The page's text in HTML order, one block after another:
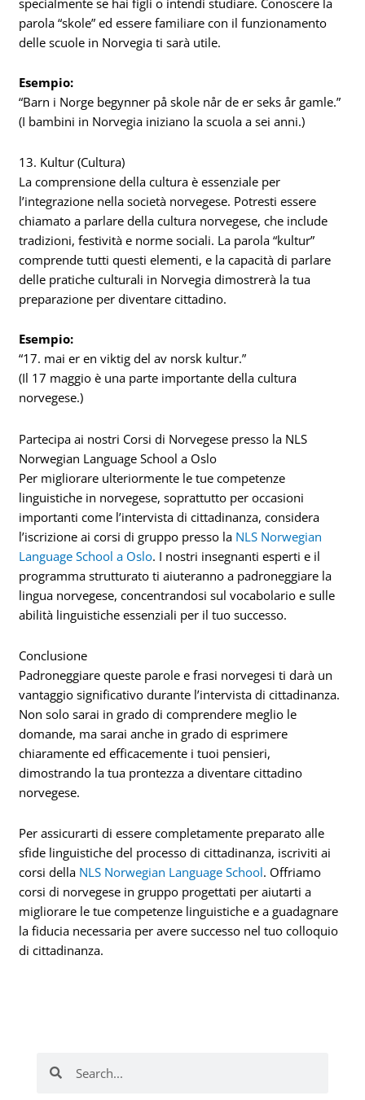
parola “skole” ed essere familiare con il funzionamento
delle scuole in Norvegia ti sarà utile.
Esempio:
“Barn i Norge begynner på skole når de er seks år gamle.”
(I bambini in Norvegia iniziano la scuola a sei anni.)
13. Kultur (Cultura)
La comprensione della cultura è essenziale per
l’integrazione nella società norvegese. Potresti essere
chiamato a parlare della cultura norvegese, che include
tradizioni, festività e norme sociali. La parola “kultur”
comprende tutti questi elementi, e la capacità di parlare
delle pratiche culturali in Norvegia dimostrerà la tua
preparazione per diventare cittadino.
Esempio:
“17. mai er en viktig del av norsk kultur.”
(Il 17 maggio è una parte importante della cultura
norvegese.)
Partecipa ai nostri Corsi di Norvegese presso la NLS
Norwegian Language School a Oslo
Per migliorare ulteriormente le tue competenze
linguistiche in norvegese, soprattutto per occasioni
importanti come l’intervista di cittadinanza, considera
l’iscrizione ai corsi di gruppo presso la NLS Norwegian
Language School a Oslo. I nostri insegnanti esperti e il
programma strutturato ti aiuteranno a padroneggiare la
lingua norvegese, concentrandosi sul vocabolario e sulle
abilità linguistiche essenziali per il tuo successo.
Conclusione
Padroneggiare queste parole e frasi norvegesi ti darà un
vantaggio significativo durante l’intervista di cittadinanza.
Non solo sarai in grado di comprendere meglio le
domande, ma sarai anche in grado di esprimere
chiaramente ed efficacemente i tuoi pensieri,
dimostrando la tua prontezza a diventare cittadino
norvegese.
Per assicurarti di essere completamente preparato alle
sfide linguistiche del processo di cittadinanza, iscriviti ai
corsi della NLS Norwegian Language School. Offriamo
corsi di norvegese in gruppo progettati per aiutarti a
migliorare le tue competenze linguistiche e a guadagnare
la fiducia necessaria per avere successo nel tuo colloquio
di cittadinanza.